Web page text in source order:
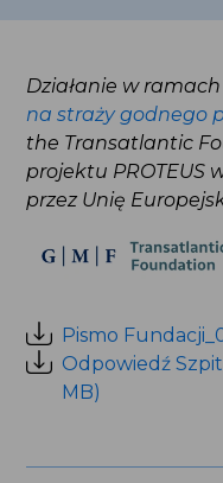
PROTEUS
Europejską.
Pismo
Data publikacji: